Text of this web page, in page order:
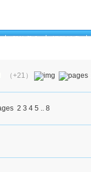
餐饮美食 运动健身
（+21）
2 3 4 5 .. 8